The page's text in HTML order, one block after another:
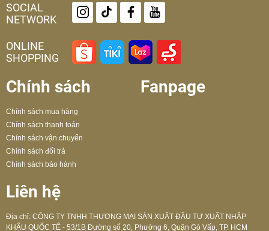
SOCIAL
NETWORK
ONLINE
SHOPPING
Chính sách
Chính sách mua hàng
Chính sách thanh toán
Chính sách vận chuyển
Chính sách đổi trả
Chính sách bảo hành
Fanpage
Liên hệ
Địa chỉ: CÔNG TY TNHH THƯƠNG MẠI SẢN XUẤT ĐẦU TƯ XUẤT NHẬP
KHẨU QUỐC TẾ - 53/1B Đường số 20, Phường 6, Quận Gò Vấp, TP. HCM